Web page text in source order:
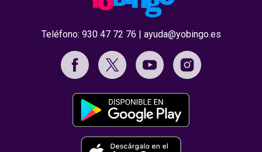
Teléfono: 930 47 72 76 | ayuda@yobingo.es